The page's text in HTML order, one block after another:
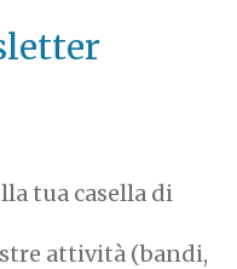
tua casella di
attività (bandi,